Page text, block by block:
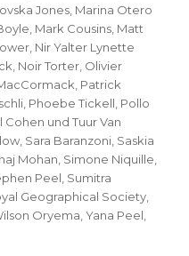
Jones, Marina Otero
, Mark Cousins, Matt
, Nir Yalter Lynette
, Noir Torter, Olivier
, Patrick
, Phoebe Tickell, Pollo
Cohen und Tuur Van
, Sara Baranzoni, Saskia
Mohan, Simone Niquille,
Peel, Sumitra
Geographical Society,
Oryema,Yana Peel,